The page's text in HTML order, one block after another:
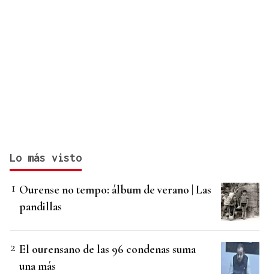
Lo más visto
Ourense no tempo: álbum de verano | Las
pandillas
El ourensano de las 96 condenas suma
una más